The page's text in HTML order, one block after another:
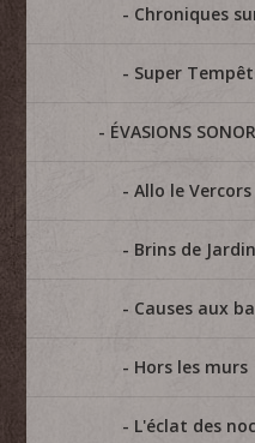
Chroniques
Super
ÉVASIONS
Allo le
Brins de Jardin
Causes aux
Hors les murs
L'éclat des